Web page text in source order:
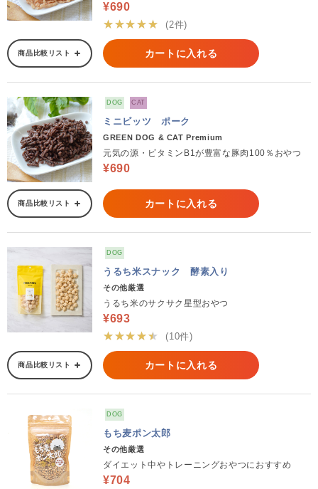
¥690
★★★★★
(2件)
商品比較リスト カートに入れる
DOG CAT
ミニビッツ ポーク
GREEN DOG & CAT Premium
元気の源・ビタミンB1が豊富な豚肉100％おやつ
¥690
商品比較リスト カートに入れる
DOG
うるち米スナック 酵素入り
その他厳選
うるち米のサクサク星型おやつ
¥693
★★★★★
(10件)
商品比較リスト カートに入れる
DOG
もち麦ポン太郎
その他厳選
ダイエット中やトレーニングおやつにおすすめ
¥704